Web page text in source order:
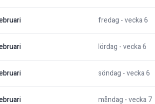
fredag - vecka6
lördag - vecka6
söndag - vecka6
måndag - vecka7